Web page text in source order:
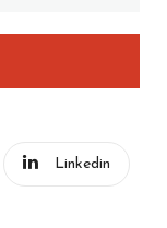
Linkedin